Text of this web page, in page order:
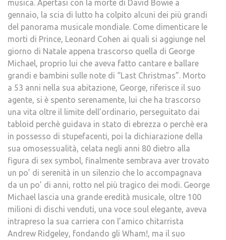
musica. Apertasi con la morte di David Bowie a
gennaio, la scia di lutto ha colpito alcuni dei più grandi
del panorama musicale mondiale. Come dimenticare le
morti di Prince, Leonard Cohen ai quali si aggiunge nel
giorno di Natale appena trascorso quella di George
Michael, proprio lui che aveva fatto cantare e ballare
grandi e bambini sulle note di “Last Christmas”. Morto
a 53 anni nella sua abitazione, George, riferisce il suo
agente, si è spento serenamente, lui che ha trascorso
una vita oltre il limite dell’ordinario, perseguitato dai
tabloid perchè guidava in stato di ebrezza o perchè era
in possesso di stupefacenti, poi la dichiarazione della
sua omosessualità, celata negli anni 80 dietro alla
figura di sex symbol, finalmente sembrava aver trovato
un po’ di serenità in un silenzio che lo accompagnava
da un po’ di anni, rotto nel più tragico dei modi. George
Michael lascia una grande eredità musicale, oltre 100
milioni di dischi venduti, una voce soul elegante, aveva
intrapreso la sua carriera con l’amico chitarrista
Andrew Ridgeley, fondando gli Wham!, ma il suo